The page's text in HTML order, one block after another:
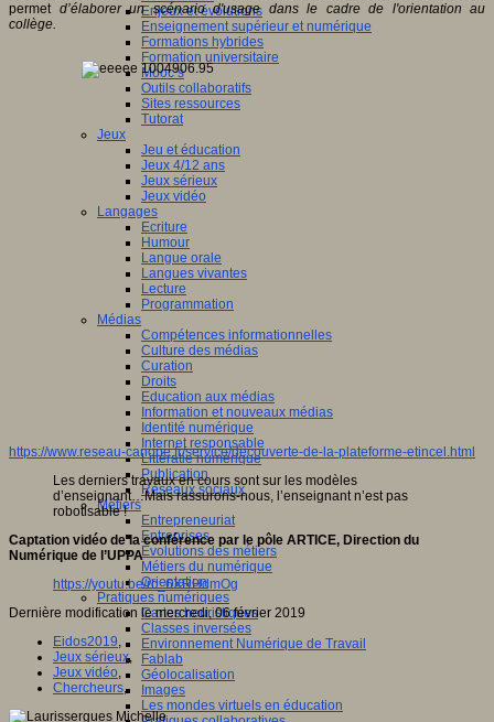
Enjeux et évolutions
Enseignement supérieur et numérique
Formations hybrides
Formation universitaire
Mooc’s
Outils collaboratifs
Sites ressources
Tutorat
Jeux
Jeu et éducation
Jeux 4/12 ans
Jeux sérieux
Jeux vidéo
Langages
Ecriture
Humour
Langue orale
Langues vivantes
Lecture
Programmation
Médias
Compétences informationnelles
Culture des médias
Curation
Droits
Education aux médias
Information et nouveaux médias
Identité numérique
Internet responsable
Littératie numérique
Publication
Réseaux sociaux
Métiers
Entrepreneuriat
Entreprises
Evolutions des métiers
Métiers du numérique
Orientation
Pratiques numériques
Cartes heuristiques
Classes inversées
Environnement Numérique de Travail
Fablab
Géolocalisation
Images
Les mondes virtuels en éducation
permet d’élaborer un scénario d'usage dans le cadre de l'orientation au
collège.
https://www.reseau-canope.fr/service/decouverte-de-la-plateforme-etincel.html
Les derniers travaux en cours sont sur les modèles
d’enseignant…Mais rassurons-nous, l’enseignant n’est pas
robotisable !
Captation vidéo de la conférence par le pôle ARTICE, Direction du
Numérique de l’UPPA
https://youtu.be/rc_6XRHdmOg
Dernière modification le mercredi, 06 février 2019
Eidos2019,
Jeux sérieux,
Jeux vidéo,
Chercheurs,